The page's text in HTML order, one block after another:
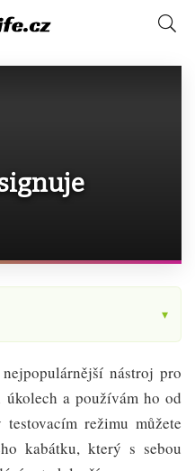
▾
nástroj pro
a používám ho od
režimu můžete
kabátku, který s sebou